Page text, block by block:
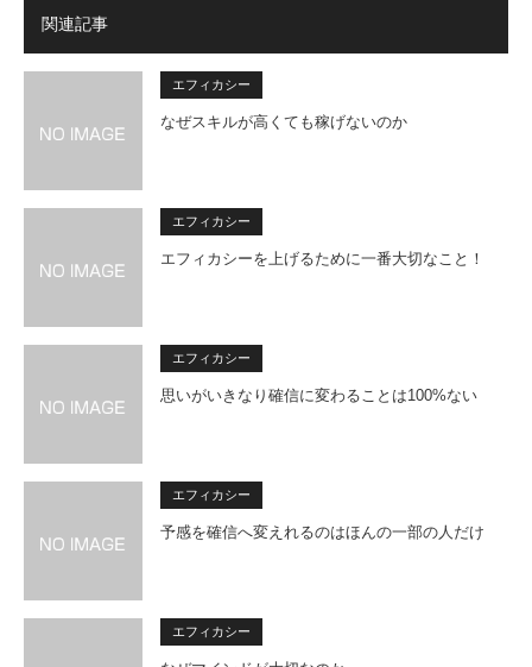
関連記事
エフィカシー
なぜスキルが高くても稼げないのか
エフィカシー
エフィカシーを上げるために一番大切なこと！
エフィカシー
思いがいきなり確信に変わることは100%ない
エフィカシー
予感を確信へ変えれるのはほんの一部の人だけ
エフィカシー